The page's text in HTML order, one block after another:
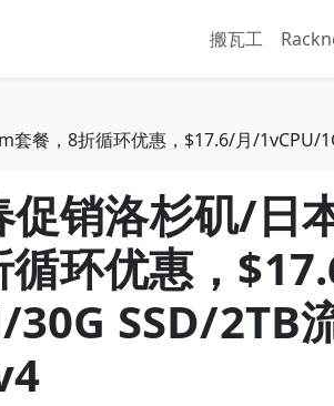
搬瓦工
餐，8折循环优惠，$17.6/月/1vCPU/
销洛杉矶/日
环优惠，
SSD/2TB